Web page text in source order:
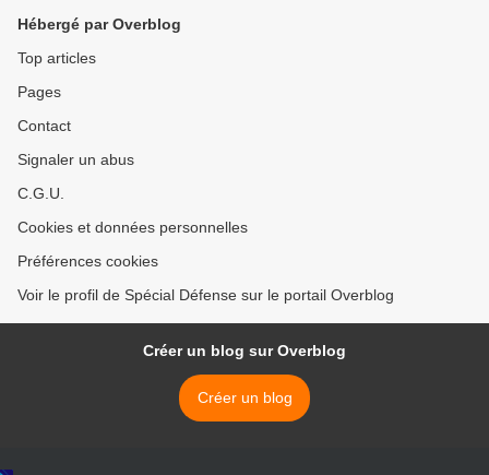
Hébergé par Overblog
Top articles
Pages
Contact
Signaler un abus
C.G.U.
Cookies et données personnelles
Préférences cookies
Voir le profil de Spécial Défense sur le portail Overblog
Créer un blog sur Overblog
Créer un blog